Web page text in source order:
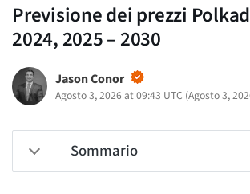
Previsione dei prezzi
2024, 2025 – 2030
Jason Conor
Agosto 3, 2026 at 09:43 UTC (Agosto 3,
Sommario